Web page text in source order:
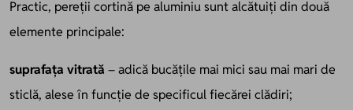
Practic, pereții cortină pe aluminiu sunt alcătuiți din două
elemente principale:
suprafața vitrată – adică bucățile mai mici sau mai mari de
sticlă, alese în funcție de specificul fiecărei clădiri;